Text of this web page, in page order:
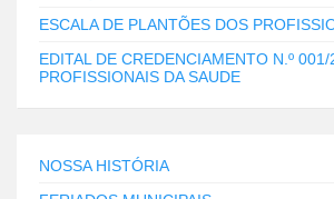
ESCALA DE PLANTÕES DOS
EDITAL DE CREDENCIAMENTO N.º 001/
PROFISSIONAIS DA SAUDE
NOSSA HISTÓRIA